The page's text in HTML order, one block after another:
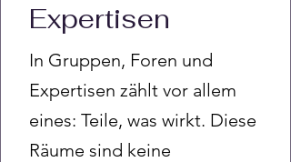
Expertisen
In Gruppen, Foren und
Expertisen zählt vor allem
eines: Teile, was wirkt. Diese
Räume sind keine